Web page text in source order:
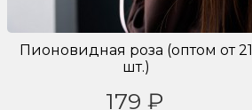
Пионовидная роза (оптом от 21
шт.)
179 ₽